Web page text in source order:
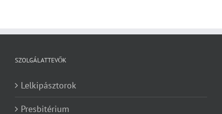
SZOLGÁLATTEVŐK
Lelkipásztorok
Presbitérium